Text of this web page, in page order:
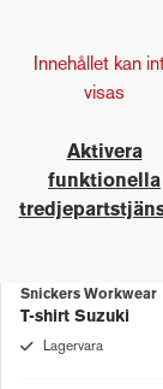
Innehållet kan
visas
Aktivera
funktionella
Snickers Workwear
T-shirt Suzuki
Lagervara